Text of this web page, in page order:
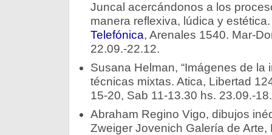
Juncal acercándonos a los
manera reflexiva, lúdica y
Telefónica, Arenales 1540. Mar-
22.09.-22.12.
Susana Helman, “Imágenes de la
técnicas mixtas. Atica, Libertad
15-20, Sab 11-13.30 hs. 23.09.-
Abraham Regino Vigo, dibujos
Zweiger Jovenich Galería de Arte,